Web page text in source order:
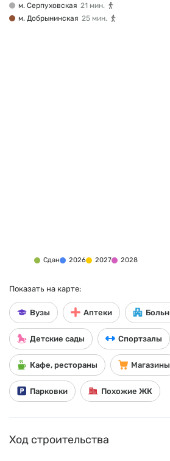
м. Серпуховская 21 мин.
м. Добрынинская 25 мин.
Сдан 2026 2027 2028
Показать на карте:
Вузы Аптеки
Детские сады Спортзалы
Кафе, рестораны Магазины
Парковки Похожие ЖК
Ход строительства